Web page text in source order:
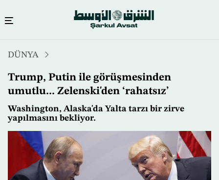
içeriğe
atla
DÜNYA
Trump, Putin ile görüşmesinden
umutlu... Zelenski'den ‘rahatsız’
Washington, Alaska'da Yalta tarzı bir zirve
yapılmasını bekliyor.